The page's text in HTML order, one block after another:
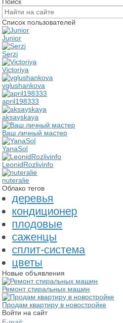
Поиск
Список пользователей
Junior
Serzj
Victoriya
vglushankova
april198333
aksayskaya
Ваш личный мастер
YanaSol
LeonidRozlivinfo
nuteralie
Облако тегов
деревья
кондиционер
плодовые
саженцы
сплит-система
цветы
Новые объявления
Ремонт стиральных машин
Продам квартиру в новостройке
Войти на сайт